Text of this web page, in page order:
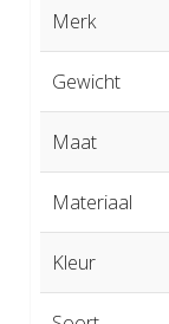
Merk
Gewicht
Maat
Materiaal
Kleur